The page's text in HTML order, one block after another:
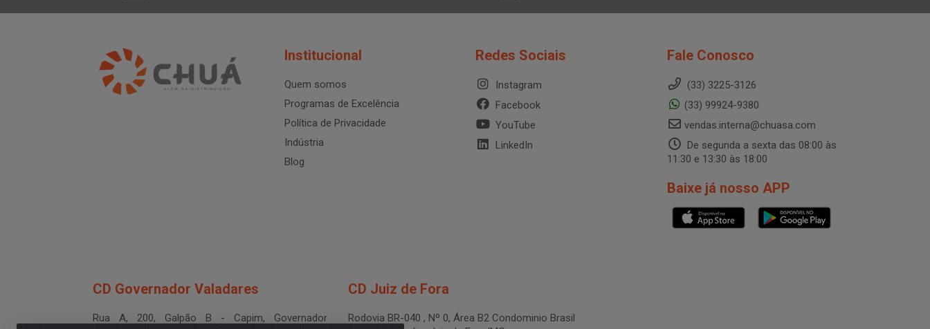
Institucional
Quem somos
Programas de Excelência
Política de Privacidade
Indústria
Blog
Redes Sociais
Instagram
Facebook
YouTube
LinkedIn
Fale Conosco
(33) 3225-3126
(33) 99924-9380
vendas.interna@chuasa.com
De segunda a sexta das 08:00 às
11:30 e 13:30 às 18:00
Baixe já nosso APP
CD Governador Valadares
Rua A, 200, Galpão B - Capim, Governador
CD Juiz de Fora
Rodovia BR-040 , Nº 0, Área B2 Condominio Brasil